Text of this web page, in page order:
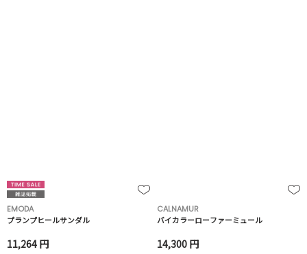
EMODA
プランプヒールサンダル
11,264 円
CALNAMUR
バイカラーローファーミュール
14,300 円